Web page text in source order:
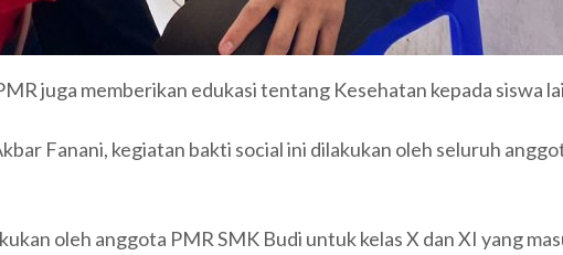
juga memberikan edukasi tentang Kesehatan kepada siswa
Fanani, kegiatan bakti social ini dilakukan oleh seluruh
oleh anggota PMR SMK Budi untuk kelas X dan XI yang